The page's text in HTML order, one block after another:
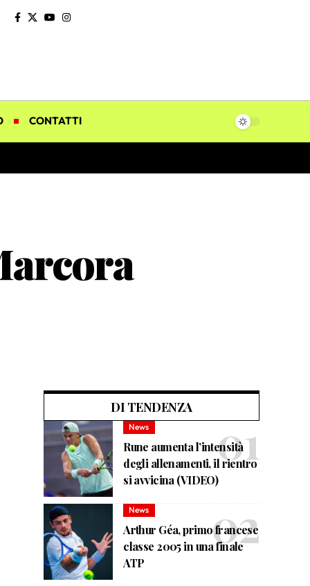
CONTATTI
DI TENDENZA
News
Rune aumenta l’intensità
degli allenamenti, il rientro
si avvicina (VIDEO)
News
Arthur Géa, primo francese
classe 2005 in una finale
ATP